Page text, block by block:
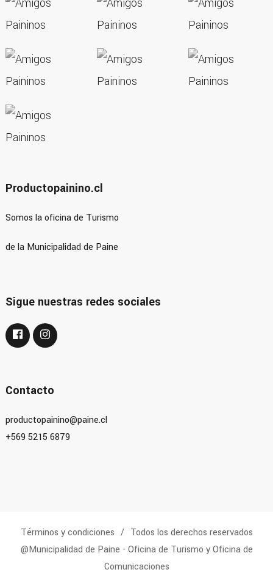
Productopainino.cl
Somos la oficina de Turismo
de la Municipalidad de Paine
Sigue nuestras redes sociales
Contacto
productopainino@paine.cl
+569 5215 6879
Términos y condiciones
Todos los derechos reservados
@Municipalidad de Paine - Oficina de Turismo y Oficina de
Comunicaciones